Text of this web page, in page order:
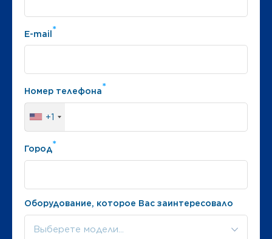
E-mail*
Номер телефона*
+1
Город*
Оборудование, которое Вас заинтересовало
Выберете модели...